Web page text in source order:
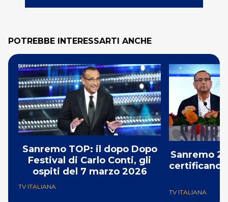
POTREBBE INTERESSARTI ANCHE
Sanremo TOP: il dopo Dopo
Festival di Carlo Conti, gli
ospiti del 7 marzo 2026
TV ITALIANA
Sanremo
certificano
TV ITALIANA